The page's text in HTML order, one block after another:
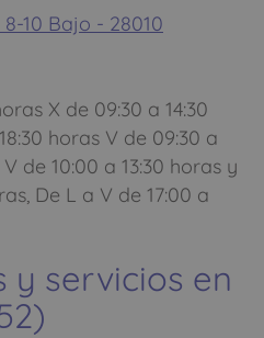
10 Bajo - 28010
X de 09:30 a 14:30
horas V de 09:30 a
de 10:00 a 13:30 horas y
De L a V de 17:00 a
y servicios en